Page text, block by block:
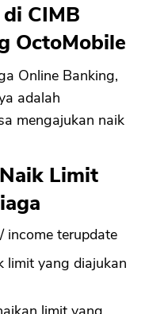
CIMB
OctoMobile
Online Banking,
adalah
mengajukan naik
Limit
income terupdate
limit yang diajukan